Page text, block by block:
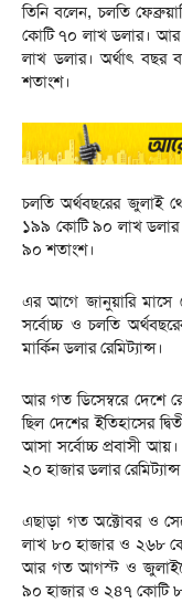
তিনি বলেন, চলতি
কোটি ৭০ লাখ ডলার।
লাখ ডলার। অর্থাৎ বছর
শতাংশ।
চলতি অর্থবছরের জুলাই
১৯৯ কোটি ৯০ লাখ ডলার
৯০ শতাংশ।
এর আগে জানুয়ারি
সর্বোচ্চ ও চলতি
মার্কিন ডলার রেমিট্যান্স।
আর গত ডিসেম্বরে দেশে
ছিল দেশের ইতিহাসের
আসা সর্বোচ্চ প্রবাসী
২০ হাজার ডলার
এছাড়া গত অক্টোবর ও
লাখ ৮০ হাজার ও ২৬৮
আর গত আগস্ট ও
৯০ হাজার ও ২৪৭ কোটি